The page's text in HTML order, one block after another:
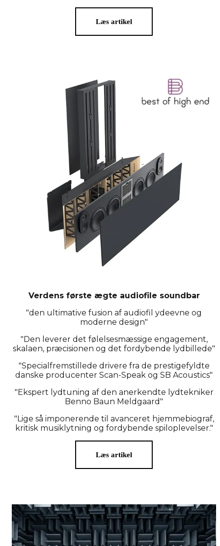
Læs artikel
Verdens første ægte audiofile soundbar
"den ultimative fusion af audiofil ydeevne og
moderne design"
"Den leverer det følelsesmæssige engagement,
skalaen, præcisionen og det fordybende lydbillede"
"Specialfremstillede drivere fra de prestigefyldte
danske producenter Scan-Speak og SB Acoustics"
"Ekspert lydtuning af den anerkendte lydtekniker
Benno Baun Meldgaard"
"Lige så imponerende til avanceret hjemmebiograf,
kritisk musiklytning og fordybende spiloplevelser."
Læs artikel